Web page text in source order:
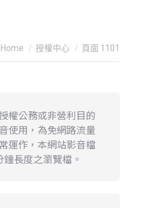
You are here:
Home 授權中心 頁面 1101
權公務或非營利目的
使用，為免網路流量
運作，本網站影音檔
長度之瀏覽檔。